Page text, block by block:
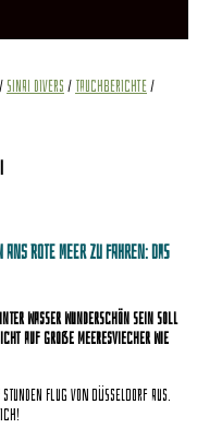
/ Sinai Divers / Tauchberichte/
ans rote Meer zu fahren: Das
Wasser wunderschön sein soll
auf große Meeresviecher wie
Flug von Düsseldorf aus.